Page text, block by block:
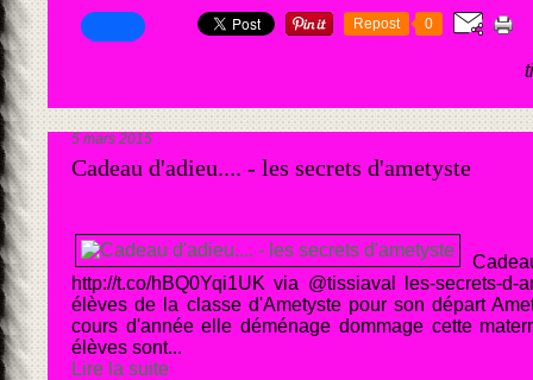
Repost 0
5 mars 2015
Cadeau d'adieu.... - les secrets d'ametyste
http://t.co/hBQ0Yqi1UK via @tissiaval les-secrets-d-
élèves de la classe d'Ametyste pour son départ
cours d'année elle déménage dommage cette
élèves sont...
Lire la suite